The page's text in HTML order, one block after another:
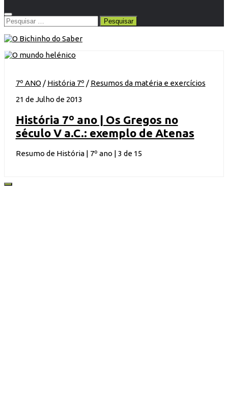
Pesquisar
por:
7º ANO / História 7º / Resumos da matéria e exercícios
21 de Julho de 2013
História 7º ano | Os Gregos no
século V a.C.: exemplo de Atenas
Resumo de História | 7º ano | 3 de 15